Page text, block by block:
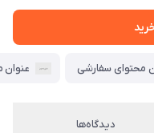
محتوای سفارشی عنوان
دیدگاه‌ها